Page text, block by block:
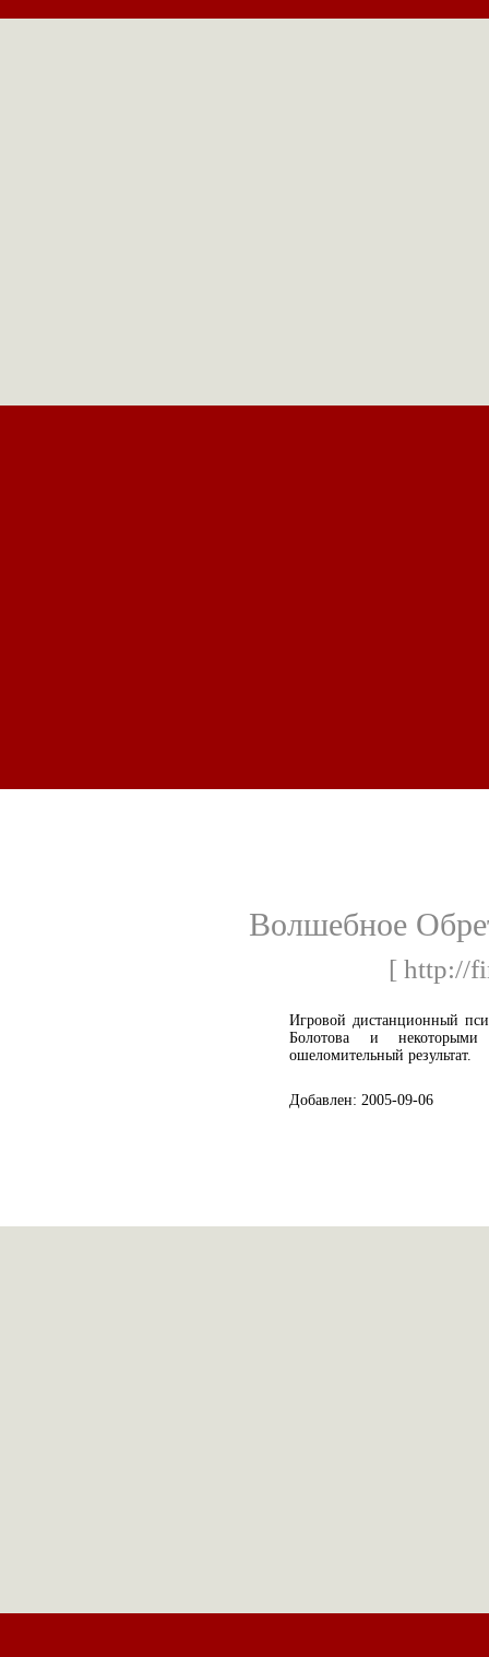
Волшебное
[ http://
Игровой дистанционный
Болотова и некоторыми
ошеломительный результат.
Добавлен: 2005-09-06